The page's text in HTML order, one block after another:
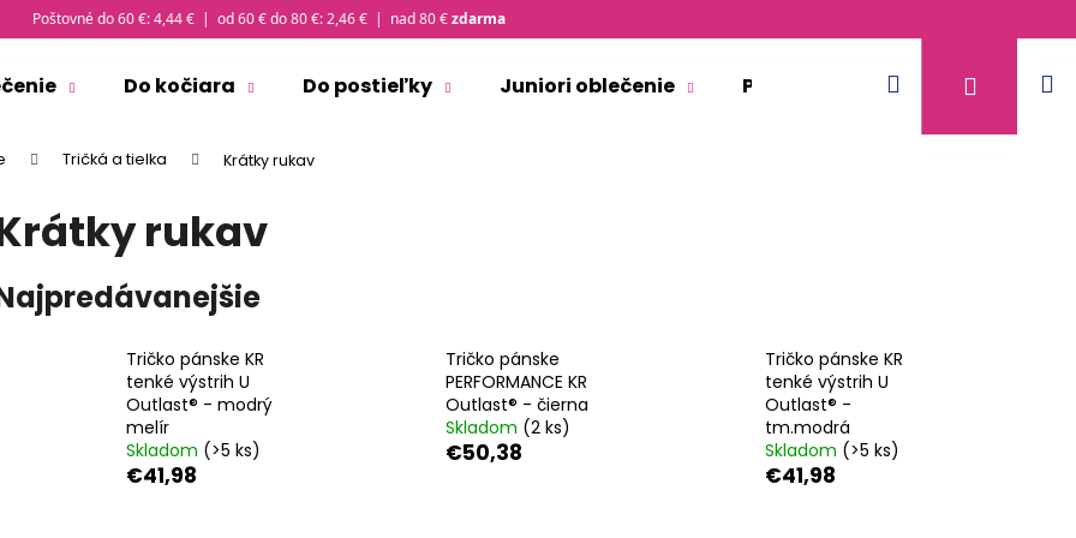
Poštovné do 60 €: 4,44 € | od 60 € do 80 €: 2,46 € | nad 80 €zdarma
Do kočiara Do postieľky Juniori oblečenie Pre dospelých Doplnkový
Hľadať
Tričká a tielka Krátky rukav
rukav
Tričko pánske KR
tenké výstrih U
Outlast® - modrý
melír
Skladom (>5 ks)
€41,98
Tričko pánske
PERFORMANCE KR
Outlast® - čierna
Skladom (2 ks)
€50,38
Tričko pánske KR
tenké výstrih U
Outlast® -
tm.modrá
Skladom (>5 ks)
€41,98